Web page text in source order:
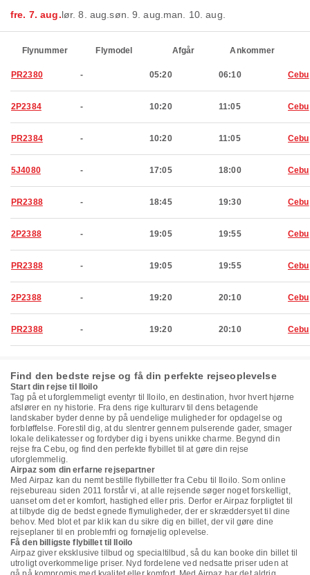
fre. 7. aug.lør. 8. aug.søn. 9. aug. man. 10. aug.
Flynummer Flymodel Afgår Ankommer
PR2380 - 05:20 06:10 Cebu
2P2384 - 10:20 11:05 Cebu
PR2384 - 10:20 11:05 Cebu
5J4080 - 17:05 18:00 Cebu
PR2388 - 18:45 19:30 Cebu
2P2388 - 19:05 19:55 Cebu
PR2388 - 19:05 19:55 Cebu
2P2388 - 19:20 20:10 Cebu
PR2388 - 19:20 20:10 Cebu
Find den bedste rejse og få din perfekte rejseoplevelse
Start din rejse til Iloilo
Tag på et uforglemmeligt eventyr til Iloilo, en destination, hvor hvert hjørne
afslører en ny historie. Fra dens rige kulturarv til dens betagende
landskaber byder denne by på uendelige muligheder for opdagelse og
forbløffelse. Forestil dig, at du slentrer gennem pulserende gader, smager
lokale delikatesser og fordyber dig i byens unikke charme. Begynd din
rejse fra Cebu, og find den perfekte flybillet til at gøre din rejse
uforglemmelig.
Airpaz som din erfarne rejsepartner
Med Airpaz kan du nemt bestille flybilletter fra Cebu til Iloilo. Som online
rejsebureau siden 2011 forstår vi, at alle rejsende søger noget forskelligt,
uanset om det er komfort, hastighed eller pris. Derfor er Airpaz forpligtet til
at tilbyde dig de bedst egnede flymuligheder, der er skræddersyet til dine
behov. Med blot et par klik kan du sikre dig en billet, der vil gøre dine
rejseplaner til en problemfri og fornøjelig oplevelse.
Få den billigste flybillet til Iloilo
Airpaz giver eksklusive tilbud og specialtilbud, så du kan booke din billet til
utroligt overkommelige priser. Nyd fordelene ved nedsatte priser uden at